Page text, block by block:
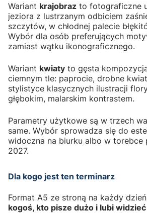
Wariant krajobraz to fotograficzne
jeziora z lustrzanym odbiciem
szczytów, w chłodnej palecie
Wybór dla osób preferujących
zamiast wątku ikonograficznego.
Wariant kwiaty to gęsta
ciemnym tle: paprocie, drobne
stylistyce klasycznych ilustracji
głębokim, malarskim kontrastem.
Parametry użytkowe są w trzech
same. Wybór sprowadza się do
widoczna na biurku albo w torebce
2027.
Dla kogo jest ten terminarz
Format A5 ze stroną na każdy
kogoś, kto pisze dużo i lubi widzieć